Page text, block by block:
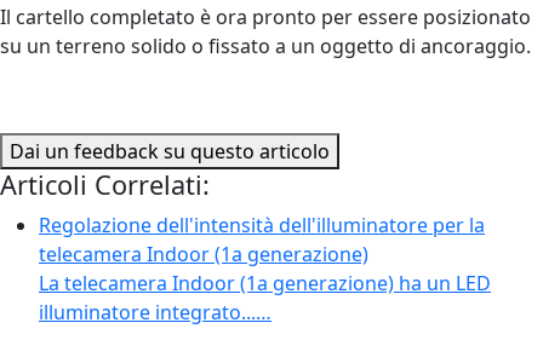
Il cartello completato è ora pronto per essere posizionato
su un terreno solido o fissato a un oggetto di ancoraggio.
Dai un feedback su questo articolo
Articoli Correlati:
Regolazione dell'intensità dell'illuminatore per la
telecamera Indoor (1a generazione)
La telecamera Indoor (1a generazione) ha un LED
illuminatore integrato...…